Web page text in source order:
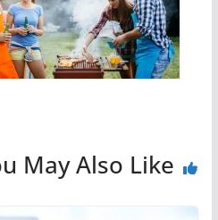
May Also Like